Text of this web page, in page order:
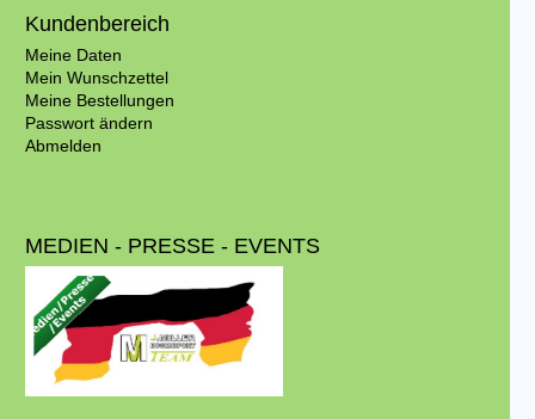
Kundenbereich
Meine Daten
Mein Wunschzettel
Meine Bestellungen
Passwort ändern
Abmelden
MEDIEN - PRESSE - EVENTS